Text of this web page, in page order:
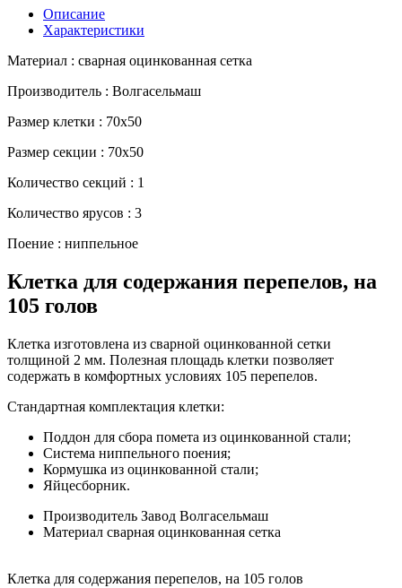
Описание
Характеристики
Материал : сварная оцинкованная сетка
Производитель : Волгасельмаш
Размер клетки : 70x50
Размер секции : 70x50
Количество секций : 1
Количество ярусов : 3
Поение : ниппельное
Клетка для содержания перепелов, на
105 голов
Клетка изготовлена из сварной оцинкованной сетки
толщиной 2 мм. Полезная площадь клетки позволяет
содержать в комфортных условиях 105 перепелов.
Стандартная комплектация клетки:
Поддон для сбора помета из оцинкованной стали;
Система ниппельного поения;
Кормушка из оцинкованной стали;
Яйцесборник.
Производитель Завод Волгасельмаш
Материал сварная оцинкованная сетка
Клетка для содержания перепелов, на 105 голов